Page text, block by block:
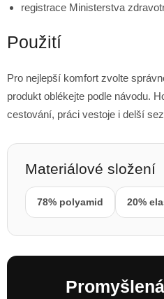
registrace Ministerstva
Použití
Pro nejlepší komfort zvolte
produkt oblékejte podle návodu.
cestování, práci vestoje i delší
Materiálové složení
78% polyamid 20%